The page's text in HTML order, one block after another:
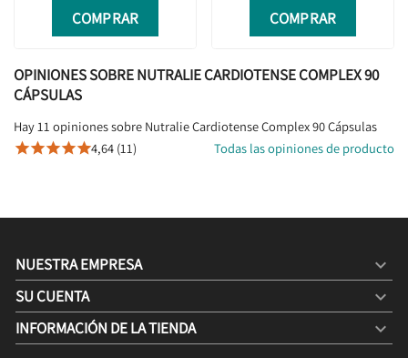
NUTRALIE CARDIOTENSE COMPLEX 90 CÁPSULAS
COMPRAR COMPRAR
OPINIONES SOBRE NUTRALIE CARDIOTENSE COMPLEX 90
CÁPSULAS
Hay 11 opiniones sobre Nutralie Cardiotense Complex 90 Cápsulas
4,64 (11) Todas las opiniones de producto
NUESTRA EMPRESA 
SU CUENTA 
INFORMACIÓN DE LA TIENDA keyboard_arrow_down